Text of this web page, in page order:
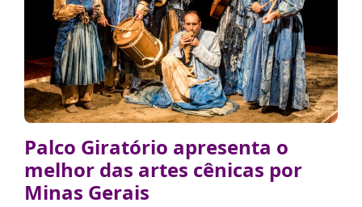
Palco Giratório apresenta o
melhor das artes cênicas por
Minas Gerais